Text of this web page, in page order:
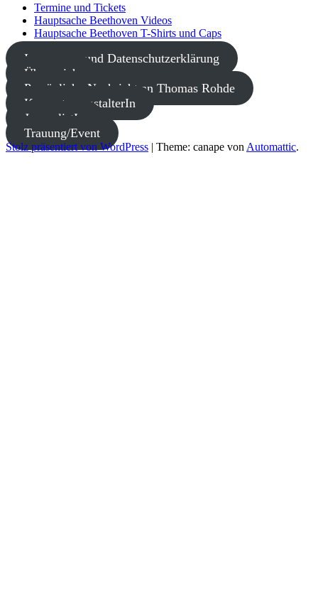
Termine und Tickets
Hauptsache Beethoven Videos
Hauptsache Beethoven T-Shirts und Caps
Impressum und Datenschutzerklärung
Über mich
Persönliche Nachricht an Thomas Rohde
KonzertveranstalterIn
JournalistIn
Trauung/Event
Stolz präsentiert von WordPress | Theme: canape von Automattic.